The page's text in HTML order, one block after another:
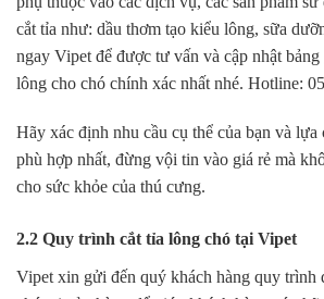
cắt tỉa như: dầu thơm tạo kiểu lông, sữa
ngay Vipet để được tư vấn và cập nhật
lông cho chó chính xác nhất nhé. Hotline:
Hãy xác định nhu cầu cụ thể của bạn và
phù hợp nhất, đừng vội tin vào giá rẻ mà
cho sức khỏe của thú cưng.
2.2 Quy trình cắt tỉa lông chó tại Vipet
Vipet xin gửi đến quý khách hàng quy trình